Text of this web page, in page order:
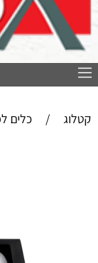
קטלוג / כלים